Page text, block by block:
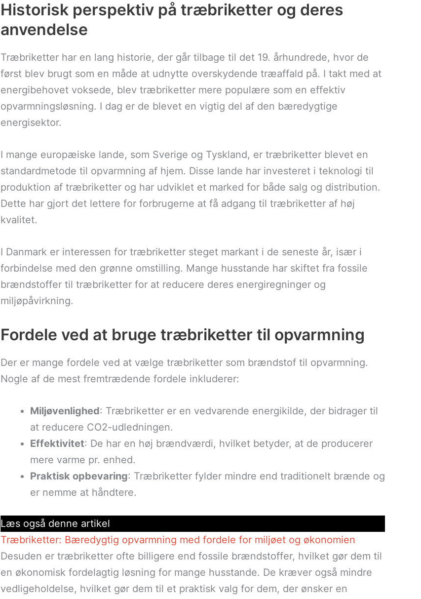
Historisk perspektiv på træbriketter og deres
anvendelse
Træbriketter har en lang historie, der går tilbage til det 19. århundrede, hvor de
først blev brugt som en måde at udnytte overskydende træaffald på. I takt med at
energibehovet voksede, blev træbriketter mere populære som en effektiv
opvarmningsløsning. I dag er de blevet en vigtig del af den bæredygtige
energisektor.
I mange europæiske lande, som Sverige og Tyskland, er træbriketter blevet en
standardmetode til opvarmning af hjem. Disse lande har investeret i teknologi til
produktion af træbriketter og har udviklet et marked for både salg og distribution.
Dette har gjort det lettere for forbrugerne at få adgang til træbriketter af høj
kvalitet.
I Danmark er interessen for træbriketter steget markant i de seneste år, især i
forbindelse med den grønne omstilling. Mange husstande har skiftet fra fossile
brændstoffer til træbriketter for at reducere deres energiregninger og
miljøpåvirkning.
Fordele ved at bruge træbriketter til opvarmning
Der er mange fordele ved at vælge træbriketter som brændstof til opvarmning.
Nogle af de mest fremtrædende fordele inkluderer:
Miljøvenlighed: Træbriketter er en vedvarende energikilde, der bidrager til
at reducere CO2-udledningen.
Effektivitet: De har en høj brændværdi, hvilket betyder, at de producerer
mere varme pr. enhed.
Praktisk opbevaring: Træbriketter fylder mindre end traditionelt brænde og
er nemme at håndtere.
Læs også denne artikel
Træbriketter: Bæredygtig opvarmning med fordele for miljøet og økonomien
Desuden er træbriketter ofte billigere end fossile brændstoffer, hvilket gør dem til
en økonomisk fordelagtig løsning for mange husstande. De kræver også mindre
vedligeholdelse, hvilket gør dem til et praktisk valg for dem, der ønsker en